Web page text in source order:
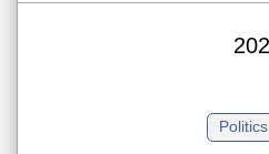
Politics